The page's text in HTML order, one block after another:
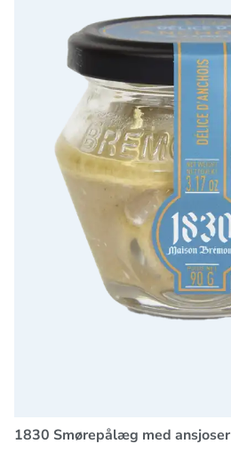
1830 Smørepålæg med ansjoser